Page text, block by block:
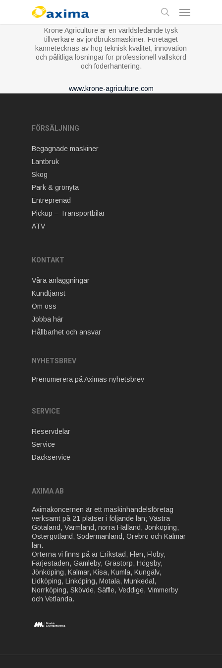
search
Menu
Krone Agriculture är en världsledande tysk
tillverkare av jordbruksmaskiner. Företaget
kännetecknas av hög teknisk kvalitet, innovation
och pålitliga lösningar för professionell vallskörd
och foderhantering.
www.krone-agriculture.com
FÖRSÄLJNING
Begagnade maskiner
Lantbruk
Skog
Park & grönyta
Entreprenad
Pickup – Transportbilar
ATV
KONTAKT
Våra anläggningar
Kundtjänst
Om oss
Jobba här
Hållbarhet och ansvar
NYHETSBREV
Prenumerera på Aximas nyhetsbrev
SERVICE
Reservdelar
Service
Däckservice
AXIMA AB
Aximakoncernen är ett maskinhandelsföretag
verksamt på 21 platser i följande län; Västra
Götaland, Värmland, norra Halland, Jönköping,
Östergötland, Södermanland, Örebro och Kalmar
län.
Orterna vi finns på är Erikstad, Flen, Floby,
Färjestaden, Gamleby, Grästorp, Högsby,
Jönköping, Kalmar, Kisa, Kumla, Kungälv,
Lidköping, Linköping, Motala, Munkedal,
Norrköping, Skövde, Säffle, Veddige, Vimmerby
och Vetlanda.